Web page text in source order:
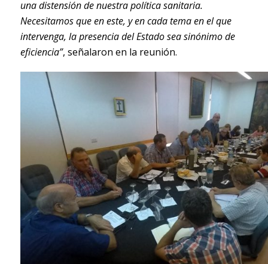
una distensión de nuestra política sanitaria.
Necesitamos que en este, y en cada tema en el que
intervenga, la presencia del Estado sea sinónimo de
eficiencia”, señalaron en la reunión.